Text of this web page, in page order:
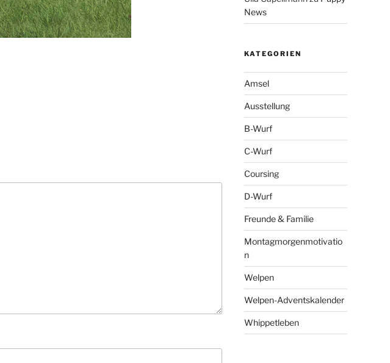
News
KATEGORIEN
Amsel
Ausstellung
B-Wurf
C-Wurf
Coursing
D-Wurf
Freunde & Familie
Montagmorgenmotivatio
n
Welpen
Welpen-Adventskalender
Whippetleben